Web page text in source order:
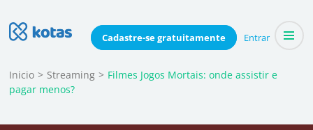
Cadastre-segratuitamente Entrar
to
(Press
Enter)
Blog do Kotas
Dicas e conteúdo relevante para economizar coletivamente
Inicio > Streaming > Filmes Jogos Mortais: onde assistir e
pagar menos?